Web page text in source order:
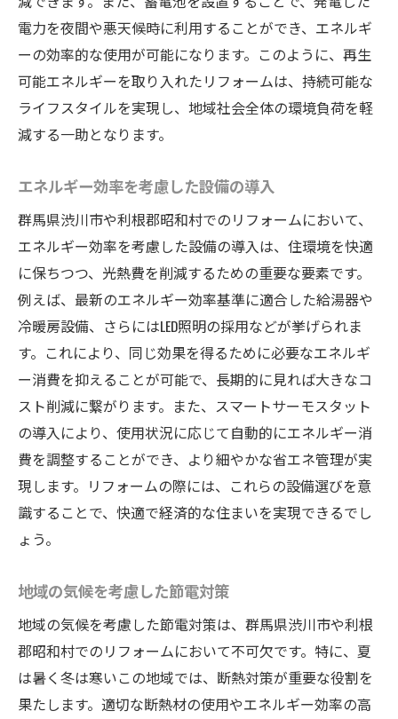
電力を夜間や悪天候時に利用することができ、エネルギ
ーの効率的な使用が可能になります。このように、再生
可能エネルギーを取り入れたリフォームは、持続可能な
ライフスタイルを実現し、地域社会全体の環境負荷を軽
減する一助となります。
エネルギー効率を考慮した設備の導入
群馬県渋川市や利根郡昭和村でのリフォームにおいて、
エネルギー効率を考慮した設備の導入は、住環境を快適
に保ちつつ、光熱費を削減するための重要な要素です。
例えば、最新のエネルギー効率基準に適合した給湯器や
冷暖房設備、さらにはLED照明の採用などが挙げられま
す。これにより、同じ効果を得るために必要なエネルギ
ー消費を抑えることが可能で、長期的に見れば大きなコ
スト削減に繋がります。また、スマートサーモスタット
の導入により、使用状況に応じて自動的にエネルギー消
費を調整することができ、より細やかな省エネ管理が実
現します。リフォームの際には、これらの設備選びを意
識することで、快適で経済的な住まいを実現できるでし
ょう。
地域の気候を考慮した節電対策
地域の気候を考慮した節電対策は、群馬県渋川市や利根
郡昭和村でのリフォームにおいて不可欠です。特に、夏
は暑く冬は寒いこの地域では、断熱対策が重要な役割を
果たします。適切な断熱材の使用やエネルギー効率の高